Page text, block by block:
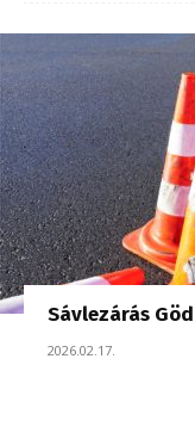
Sávlezárás
2026.02.17.